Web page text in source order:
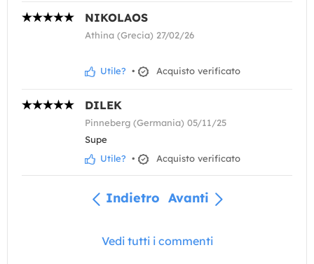
NIKOLAOS
Athina (Grecia) 27/02/26
Utile? • Acquisto verificato
DILEK
Pinneberg (Germania) 05/11/25
Supe
Utile? • Acquisto verificato
Indietro Avanti
Vedi tutti i commenti